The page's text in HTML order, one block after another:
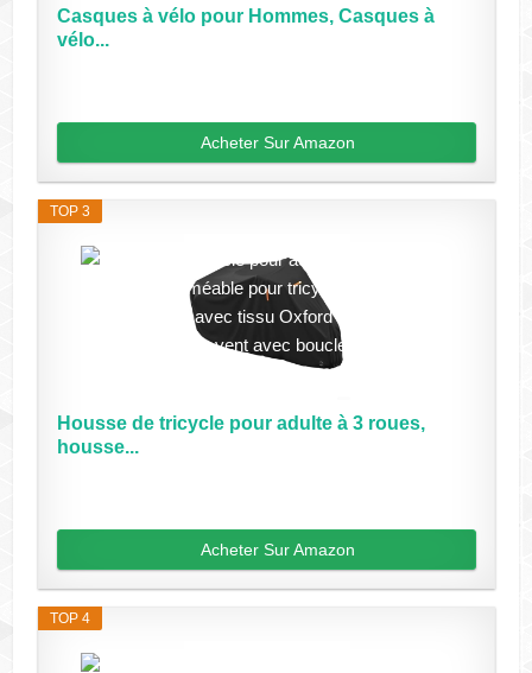
Casques à vélo pour Hommes, Casques à
vélo...
Acheter Sur Amazon
TOP 3
Housse de tricycle pour adulte à 3 roues,
housse...
Acheter Sur Amazon
TOP 4